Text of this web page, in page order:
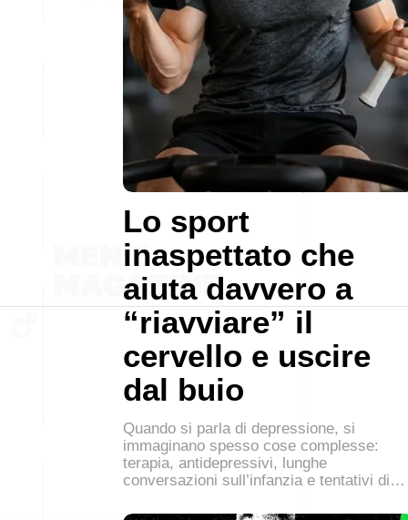
Lo sport
inaspettato che
aiuta davvero a
“riavviare” il
cervello e uscire
dal buio
Quando si parla di depressione, si
immaginano spesso cose complesse:
terapia, antidepressivi, lunghe
conversazioni sull’infanzia e tentativi di…